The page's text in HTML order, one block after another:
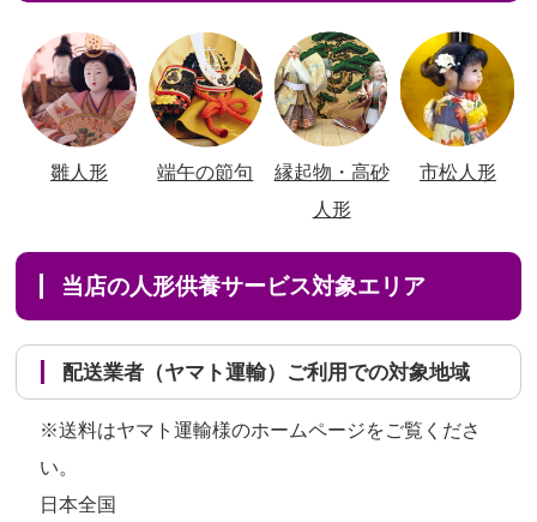
雛人形 端午の節句
縁起物・高砂
人形
市松人形
当店の人形供養サービス対象エリア
配送業者（ヤマト運輸）ご利用での対象地域
※送料はヤマト運輸様のホームページをご覧くださ
い。
日本全国